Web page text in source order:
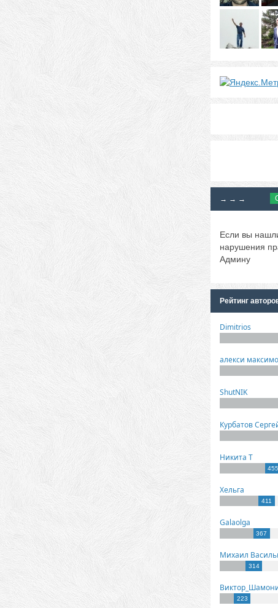
→ → →
Если вы
нарушения
Админу
Рейтинг
Dimitrios
алекси
ShutNIK
Курбатов
Никита Т
455
Хельга
411
Galaolga
367
Михаил
314
223